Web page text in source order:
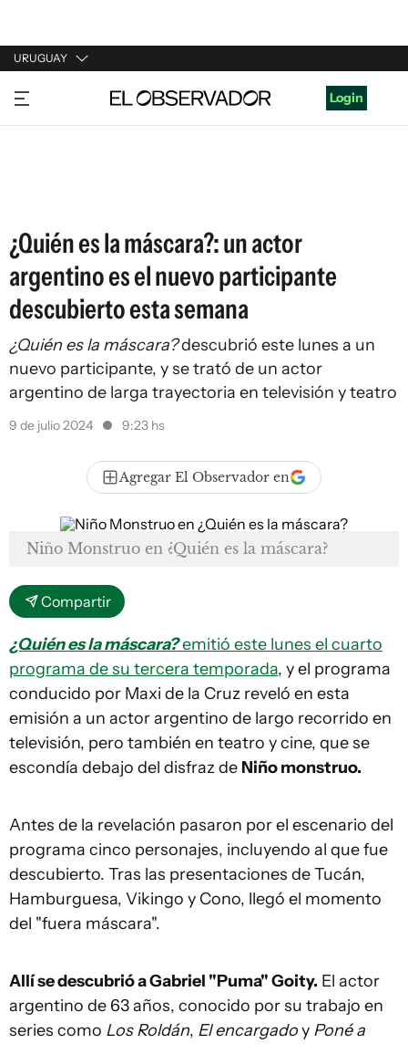
URUGUAY
URUGUAY
ARGENTINA
Login
¿Quién es la máscara?: un actor
argentino es el nuevo participante
descubierto esta semana
¿Quién es la máscara?descubrió este lunes a un
nuevo participante, y se trató de un actor
argentino de larga trayectoria en televisión y teatro
9 de julio 2024 9:23 hs
Agregar El Observador en
Niño Monstruo en ¿Quién es la máscara?
Compartir
¿Quién es la máscara?emitió este lunes el cuarto
programa de su tercera temporada, y el programa
conducido por Maxi de la Cruz reveló en esta
emisión a un actor argentino de largo recorrido en
televisión, pero también en teatro y cine, que se
escondía debajo del disfraz de Niño monstruo.
Antes de la revelación pasaron por el escenario del
programa cinco personajes, incluyendo al que fue
descubierto. Tras las presentaciones de Tucán,
Hamburguesa, Vikingo y Cono, llegó el momento
del "fuera máscara".
Allí se descubrió a Gabriel "Puma" Goity. El actor
argentino de 63 años, conocido por su trabajo en
series como Los Roldán, El encargadoy Poné a